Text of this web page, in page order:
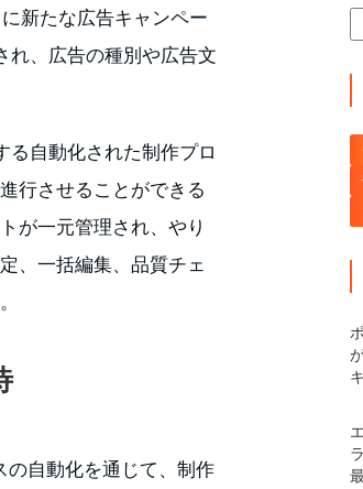
新たな広告キャンペー
れ、広告の種別や広告文
る自動化された制作プロ
行させることができる
が一元管理され、やり
、一括編集、品質チェ
の自動化を通じて、制作